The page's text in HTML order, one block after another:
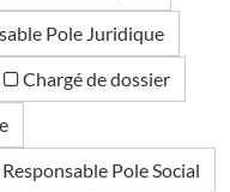
Pole Juridique
Chargé de dossier
Responsable Pole Social